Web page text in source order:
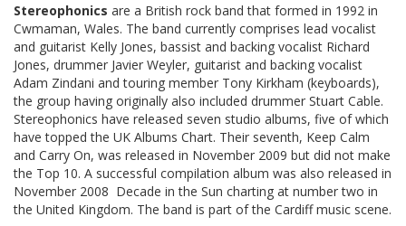
Stereophonics are a British rock band that formed in 1992 in
Cwmaman, Wales. The band currently comprises lead vocalist
and guitarist Kelly Jones, bassist and backing vocalist Richard
Jones, drummer Javier Weyler, guitarist and backing vocalist
Adam Zindani and touring member Tony Kirkham (keyboards),
the group having originally also included drummer Stuart Cable.
Stereophonics have released seven studio albums, five of which
have topped the UK Albums Chart. Their seventh, Keep Calm
and Carry On, was released in November 2009 but did not make
the Top 10. A successful compilation album was also released in
November 2008  Decade in the Sun charting at number two in
the United Kingdom. The band is part of the Cardiff music scene.